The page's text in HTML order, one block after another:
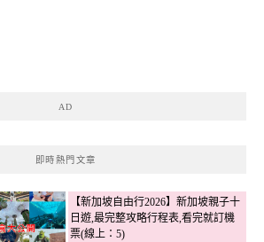
AD
即時熱門文章
【新加坡自由行2026】新加坡親子十
日遊,最完整攻略行程表,看完就訂機
票(線上：5)